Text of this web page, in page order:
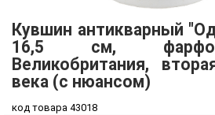
Кувшин антикварный
16,5 см,
Великобритания,
века (с нюансом)
код товара 43018